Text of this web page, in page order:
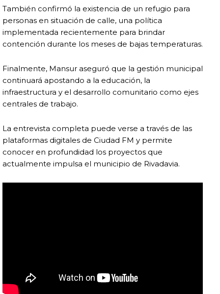
También confirmó la existencia de un refugio para
personas en situación de calle, una política
implementada recientemente para brindar
contención durante los meses de bajas temperaturas.
Finalmente, Mansur aseguró que la gestión municipal
continuará apostando a la educación, la
infraestructura y el desarrollo comunitario como ejes
centrales de trabajo.
La entrevista completa puede verse a través de las
plataformas digitales de Ciudad FM y permite
conocer en profundidad los proyectos que
actualmente impulsa el municipio de Rivadavia.